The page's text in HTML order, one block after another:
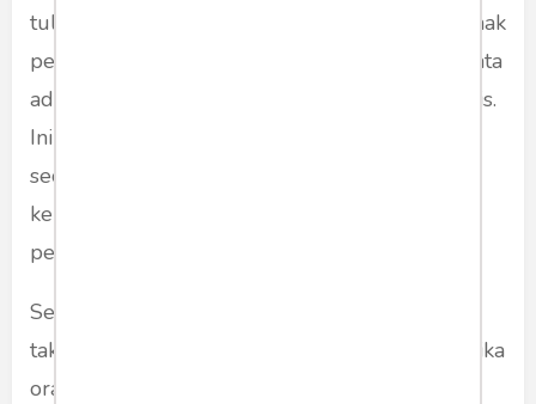
tulisan kamu dalam buletin itu nanti dibaca pihak
pemerintah. Bisa marah jika mengetahui ternyata
ada guru di SMAN 1 ini seperti yang kamu tulis.
Ini bisa merugikan masa depan beliau,” ujar
seorang guru BP. Mata mereka menatap tajam
ke arah saya, yang duduk seperti pesakitan di
pengadilan. Saya hanya mengangguk-angguk.
Sebenarnya “pengadilan” seperti ini tidak saya
takuti benar. Satu hal yang saya takuti adalah jika
orangtua sampai tahu. Karena ini akan menjadi